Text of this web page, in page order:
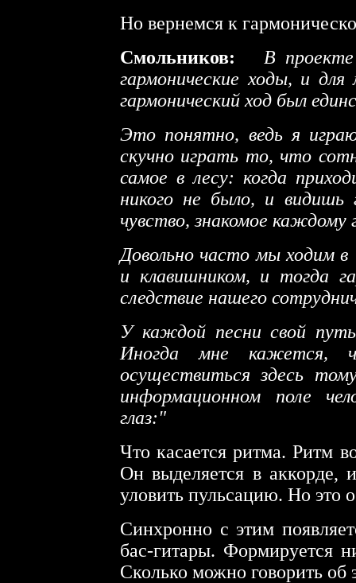
Но вернемся к
Смольников:
В
гармонические ходы, и
гармонический ход был
Это понятно, ведь я
скучно играть то, что
самое в лесу: когда
никого не было, и видишь
чувство, знакомое каждому
Довольно часто мы ходим
и клавишником, и тогда
следствие нашего
У каждой песни свой
Иногда мне кажется,
осуществиться здесь
информационном поле
глаз:"
Что касается ритма. Ритм
Он выделяется в аккорде,
уловить пульсацию. Но это
Синхронно с этим
бас-гитары. Формируется
Сколько можно говорить об